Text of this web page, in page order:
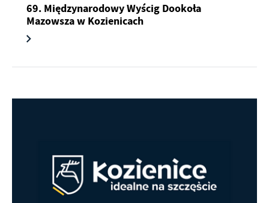
69. Międzynarodowy Wyścig Dookoła
Mazowsza w Kozienicach